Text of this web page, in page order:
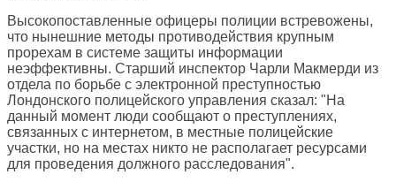
Высокопоставленные офицеры полиции встревожены,
что нынешние методы противодействия крупным
прорехам в системе защиты информации
неэффективны. Старший инспектор Чарли Макмерди из
отдела по борьбе с электронной преступностью
Лондонского полицейского управления сказал: "На
данный момент люди сообщают о преступлениях,
связанных с интернетом, в местные полицейские
участки, но на местах никто не располагает ресурсами
для проведения должного расследования".